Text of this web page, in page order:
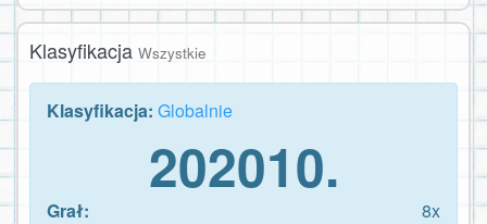
Klasyfikacja Wszystkie
Klasyfikacja: Globalnie
202010.
Grał:
8x